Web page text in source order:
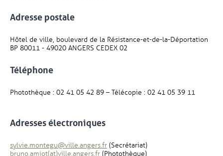
Adresse postale
Hôtel de ville, boulevard de la Résistance-et-de-la-Déportation
BP 80011 - 49020 ANGERS CEDEX 02
Téléphone
Photothèque : 02 41 05 42 89 – Télécopie : 02 41 05 39 11
Adresses électroniques
sylvie.montegu@ville.angers.fr, Ouvre une nouvelle fenêtre
(Secrétariat)
bruno.amiot(at)ville.angers.fr, Ouvre une nouvelle fenêtre
(Photothèque)